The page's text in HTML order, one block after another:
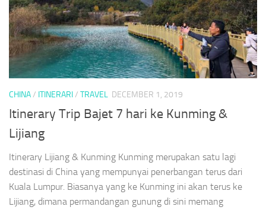
CHINA/ ITINERARI/ TRAVEL DECEMBER 1, 2019
Itinerary Trip Bajet 7 hari ke Kunming &
Lijiang
Itinerary Lijiang & Kunming Kunming merupakan satu lagi
destinasi di China yang mempunyai penerbangan terus dari
Kuala Lumpur. Biasanya yang ke Kunming ini akan terus ke
Lijiang, dimana permandangan gunung di sini memang